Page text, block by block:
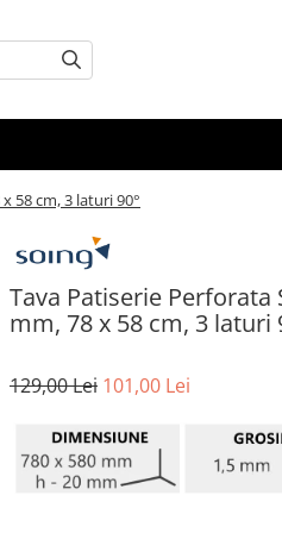
58 cm, 3 laturi 90°
Tava Patiserie
mm, 78 x 58 cm, 3 laturi
129,00 Lei 101,00 Lei